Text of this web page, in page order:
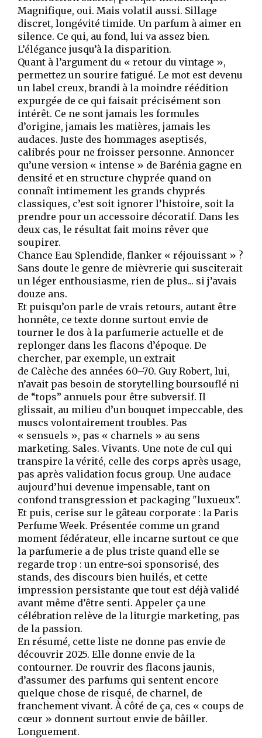
Magnifique, oui. Mais volatil aussi. Sillage
discret, longévité timide. Un parfum à aimer en
silence. Ce qui, au fond, lui va assez bien.
L’élégance jusqu’à la disparition.
Quant à l’argument du « retour du vintage »,
permettez un sourire fatigué. Le mot est devenu
un label creux, brandi à la moindre réédition
expurgée de ce qui faisait précisément son
intérêt. Ce ne sont jamais les formules
d’origine, jamais les matières, jamais les
audaces. Juste des hommages aseptisés,
calibrés pour ne froisser personne. Annoncer
qu’une version « intense » de Barénia gagne en
densité et en structure chyprée quand on
connaît intimement les grands chyprés
classiques, c’est soit ignorer l’histoire, soit la
prendre pour un accessoire décoratif. Dans les
deux cas, le résultat fait moins rêver que
soupirer.
Chance Eau Splendide, flanker « réjouissant » ?
Sans doute le genre de mièvrerie qui susciterait
un léger enthousiasme, rien de plus... si j’avais
douze ans.
Et puisqu’on parle de vrais retours, autant être
honnête, ce texte donne surtout envie de
tourner le dos à la parfumerie actuelle et de
replonger dans les flacons d’époque. De
chercher, par exemple, un extrait
de Calèche des années 60–70. Guy Robert, lui,
n’avait pas besoin de storytelling boursouflé ni
de “tops” annuels pour être subversif. Il
glissait, au milieu d’un bouquet impeccable, des
muscs volontairement troubles. Pas
« sensuels », pas « charnels » au sens
marketing. Sales. Vivants. Une note de cul qui
transpire la vérité, celle des corps après usage,
pas après validation focus group. Une audace
aujourd’hui devenue impensable, tant on
confond transgression et packaging "luxueux".
Et puis, cerise sur le gâteau corporate : la Paris
Perfume Week. Présentée comme un grand
moment fédérateur, elle incarne surtout ce que
la parfumerie a de plus triste quand elle se
regarde trop : un entre-soi sponsorisé, des
stands, des discours bien huilés, et cette
impression persistante que tout est déjà validé
avant même d’être senti. Appeler ça une
célébration relève de la liturgie marketing, pas
de la passion.
En résumé, cette liste ne donne pas envie de
découvrir 2025. Elle donne envie de la
contourner. De rouvrir des flacons jaunis,
d’assumer des parfums qui sentent encore
quelque chose de risqué, de charnel, de
franchement vivant. À côté de ça, ces « coups de
cœur » donnent surtout envie de bâiller.
Longuement.